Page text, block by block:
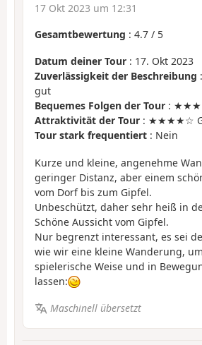
17 Okt 2023 um 12:31
Gesamtbewertung : 4.7 / 5
Datum deiner Tour : 17. Okt 2023
Zuverlässigkeit der Beschreibung
gut
Bequemes Folgen der Tour :
Attraktivität der Tour : ★★★★☆
Tour stark frequentiert : Nein
Kurze und kleine, angenehme
geringer Distanz, aber einem
vom Dorf bis zum Gipfel.
Unbeschützt, daher sehr heiß in
Schöne Aussicht vom Gipfel.
Nur begrenzt interessant, es sei
wie wir eine kleine Wanderung,
spielerische Weise und in
lassen:
Maschinell übersetzt